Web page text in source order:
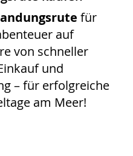
für
auf
von schneller
und
– für erfolgreiche
am Meer!